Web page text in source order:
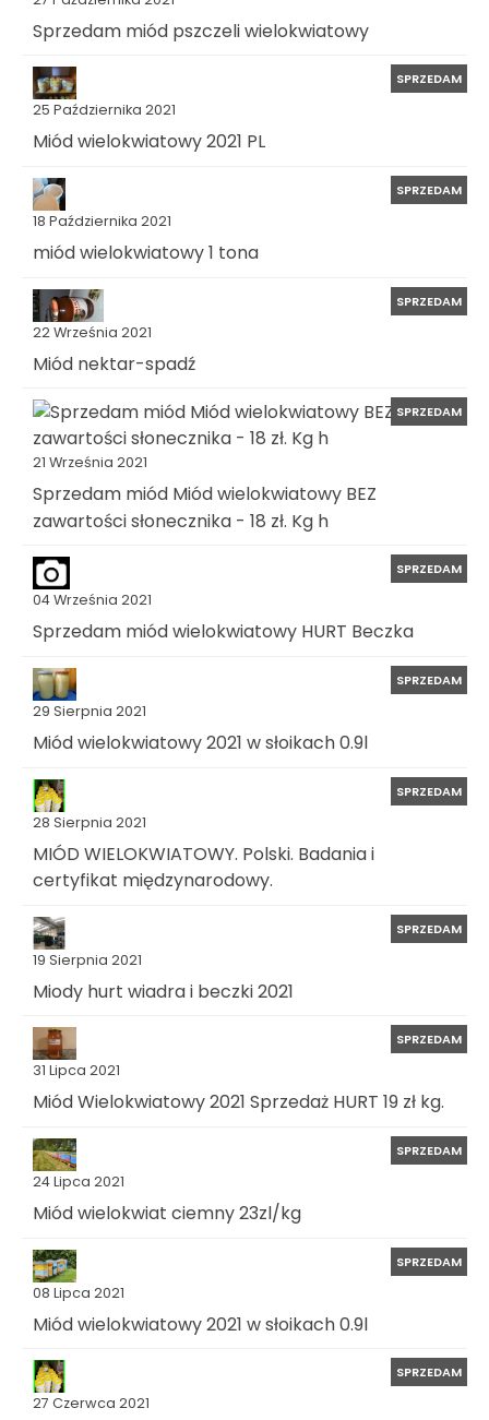
Sprzedam miód pszczeli wielokwiatowy
25 Października 2021
SPRZEDAM
Miód wielokwiatowy 2021 PL
18 Października 2021
SPRZEDAM
miód wielokwiatowy 1 tona
22 Września 2021
SPRZEDAM
Miód nektar-spadź
21 Września 2021
SPRZEDAM
Sprzedam miód Miód wielokwiatowy BEZ
zawartości słonecznika - 18 zł. Kg h
04 Września 2021
SPRZEDAM
Sprzedam miód wielokwiatowy HURT Beczka
29 Sierpnia 2021
SPRZEDAM
Miód wielokwiatowy 2021 w słoikach 0.9l
28 Sierpnia 2021
SPRZEDAM
MIÓD WIELOKWIATOWY. Polski. Badania i
certyfikat międzynarodowy.
19 Sierpnia 2021
SPRZEDAM
Miody hurt wiadra i beczki 2021
31 Lipca 2021
SPRZEDAM
Miód Wielokwiatowy 2021 Sprzedaż HURT 19 zł kg.
24 Lipca 2021
SPRZEDAM
Miód wielokwiat ciemny 23zl/kg
08 Lipca 2021
SPRZEDAM
Miód wielokwiatowy 2021 w słoikach 0.9l
27 Czerwca 2021
SPRZEDAM